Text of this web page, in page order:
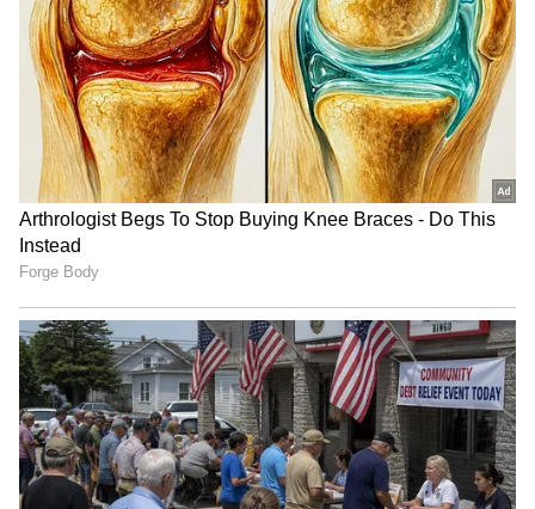
ಆಯೋಗದ ಮೇಲಿದೆ. ಚುನಾವಣೆ ನಡೆಸಲು ಸರ್ಕಾರ
ಸಂಪೂರ್ಣವಾಗಿ ಸಹಕಾರ ನೀಡಲಿದೆ. ಸಮಯದ ಪ್ರಕಾರ
ಚುನಾವಣೆ ನಡೆಯಲಿದೆ. ನಾವೆಲ್ಲ ಸಿದ್ಧತೆ ಮಾಡಿಕೊಳ್ಳುತ್ತೇವೆ
ಎಂದು ಡಿಸಿಎಂ ಡಿ.ಕೆ. ಶಿವಕುಮಾರ್‌ ತಿಳಿಸಿದರು.
ಈ ಸಂದರ್ಭದಲ್ಲಿ ಮುಜರಾಯಿ ಸಚಿವ ರಾಮಲಿಂಗಾರೆಡ್ಡಿ,
ಉಸ್ತುವಾರಿ ಸಚಿವ ವೆಂಕಟೇಶ್, ಹನೂರು ಶಾಸಕ ಎಂ.ಆರ್‌.
ಚಾಮರಾಜನಗರ ಶಾಸಕ ಸಿ. ಪುಟ್ಟರಂಗಶೆಟ್ಟಿ, ಕಾಡಾ ಅಧ್ಯಕ್ಷ
ಮರಿಸ್ವಾಮಿ, ಮಾಜಿ ಶಾಸಕ ಆರ್‌. ನರೇಂದ್ರ, ಜಿಪಂನ ಮಾಜಿ
ಸದಸ್ಯ ಕೊಪ್ಪಾಳಿ ನಾಯಕ, ಪುಟ್ಟರಾಜು, ಚಾಮುಲ್ ಅಧ್ಯಕ್ಷ
ನಂಜುಂಡಸ್ವಾಮಿ, ಮಂಜುನಾಥ್, ಚೇತನ್ ದೊರೆ, ಇಓ
ಸುರೇಶ್ ಕುಮಾರ್‌, ಜಿಲ್ಲಾಧಿಕಾರಿ ಶ್ರೀರೂಪಾ, ಎಸ್ಪಿ
ಮುತ್ತುರಾಜ್, ಕ್ಷೇತ್ರ ಶಿಕ್ಷಣಾಧಿಕಾರಿ ಮಂಜುಳಾ, ಸರ್ಕಾರಿ